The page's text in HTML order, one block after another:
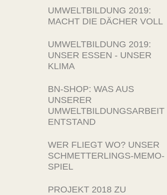
UMWELTBILDUNG 2019:
MACHT DIE DÄCHER VOLL
UMWELTBILDUNG 2019:
UNSER ESSEN - UNSER
KLIMA
BN-SHOP: WAS AUS
UNSERER
UMWELTBILDUNGSARBEIT
ENTSTAND
WER FLIEGT WO? UNSER
SCHMETTERLINGS-MEMO-
SPIEL
PROJEKT 2018 ZU